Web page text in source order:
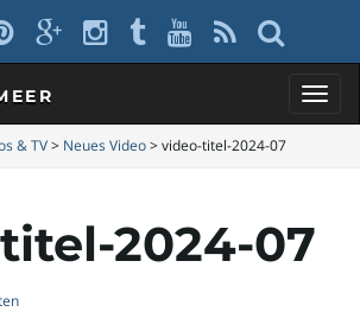
c
& TV> Neues Video>video-titel-2024-07
2024-07